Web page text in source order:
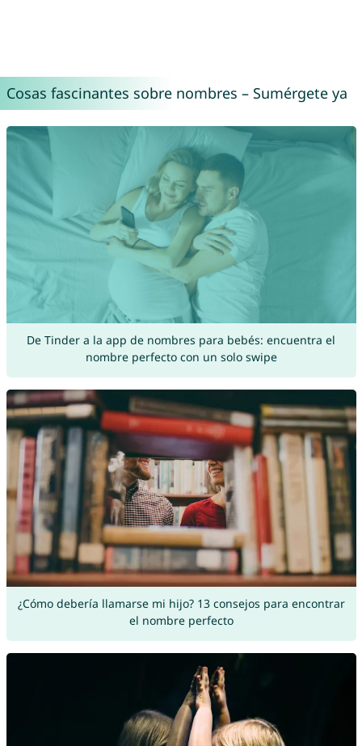
Cosas fascinantes sobre nombres – Sumérgete ya
De Tinder a la app de nombres para bebés: encuentra el
nombre perfecto con un solo swipe
¿Cómo debería llamarse mi hijo? 13 consejos para encontrar
el nombre perfecto